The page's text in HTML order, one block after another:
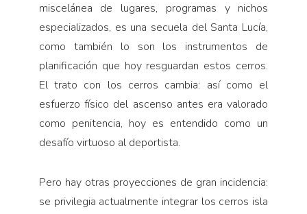
miscelánea de lugares, programas y nichos
especializados, es una secuela del Santa Lucía,
como también lo son los instrumentos de
planificación que hoy resguardan estos cerros.
El trato con los cerros cambia: así como el
esfuerzo físico del ascenso antes era valorado
como penitencia, hoy es entendido como un
desafío virtuoso al deportista.
Pero hay otras proyecciones de gran incidencia:
se privilegia actualmente integrar los cerros isla